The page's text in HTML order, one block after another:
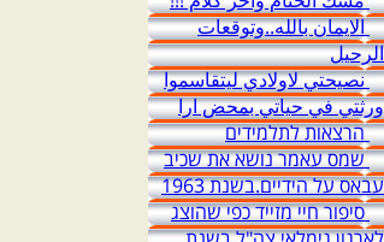
الايمان بالله..وتوقعات
الرحيل
نصيحتي لاولادي ليتقاسموا
ورثتي في حياتي بمحض ارا
הרצאות לתלמידים
שמס עאמר נושא את שכיב
עבאס על הידיים.בשנת 1963
סיפור חיי מזייד כפי שהוצג